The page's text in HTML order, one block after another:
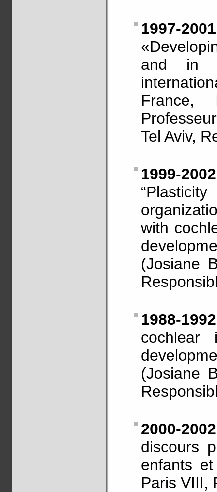
1997-2001
and in
France,
Tel Aviv,
1999-2002
with
(Josiane
1988-1992
cochlear
(Josiane
2000-
discours
enfants
Paris VIII,